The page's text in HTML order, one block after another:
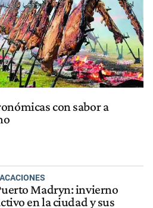
con sabor a
Madryn: invierno
en la ciudad y sus